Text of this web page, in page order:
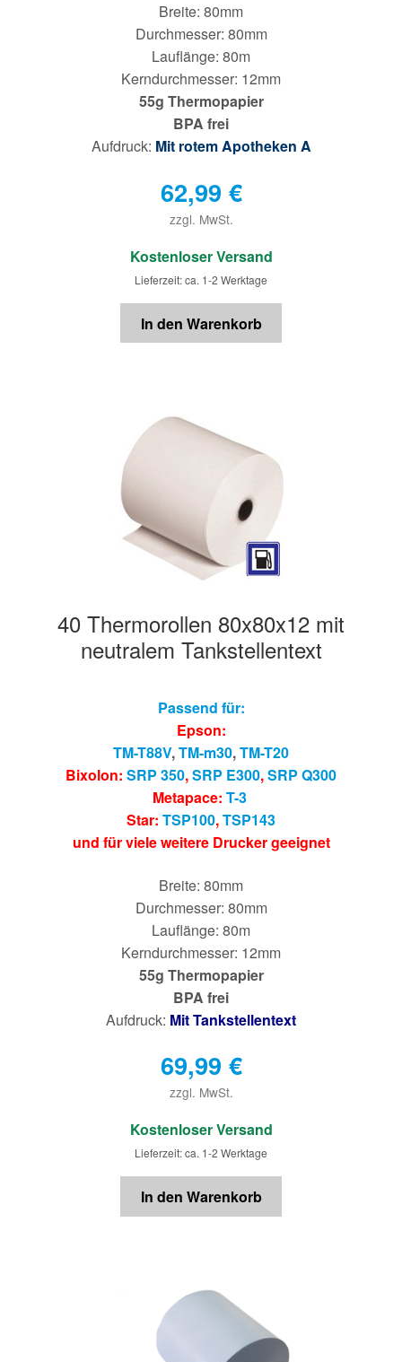
Breite: 80mm
Durchmesser: 80mm
Lauflänge: 80m
Kerndurchmesser: 12mm
55g Thermopapier
BPA frei
Aufdruck: Mit rotem Apotheken A
62,99 €
zzgl. MwSt.
€
Kostenloser Versand
Lieferzeit: ca. 1-2 Werktage
In den Warenkorb
40 Thermorollen 80x80x12 mit
neutralem Tankstellentext
Passend für:
Epson:
TM-T88V,TM-m30,TM-T20
Bixolon: SRP 350,SRP E300,SRP Q300
Metapace: T-3
Star: TSP100,TSP143
und für viele weitere Drucker geeignet
Breite: 80mm
Durchmesser: 80mm
Lauflänge: 80m
Kerndurchmesser: 12mm
55g Thermopapier
BPA frei
Aufdruck: Mit Tankstellentext
69,99 €
zzgl. MwSt.
€
Kostenloser Versand
Lieferzeit: ca. 1-2 Werktage
In den Warenkorb